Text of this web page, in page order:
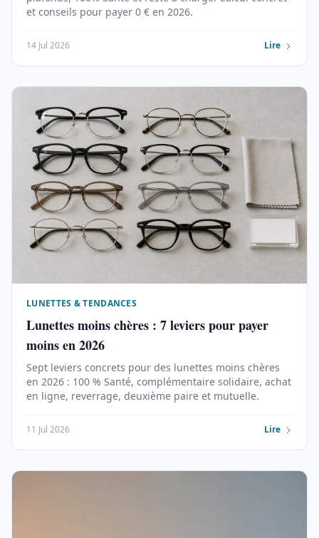
et conseils pour payer 0 € en 2026.
14 Jul 2026 Lire
LUNETTES & TENDANCES
Lunettes moins chères : 7 leviers pour payer
moins en 2026
Sept leviers concrets pour des lunettes moins chères
en 2026 : 100 % Santé, complémentaire solidaire, achat
en ligne, reverrage, deuxième paire et mutuelle.
11 Jul 2026 Lire